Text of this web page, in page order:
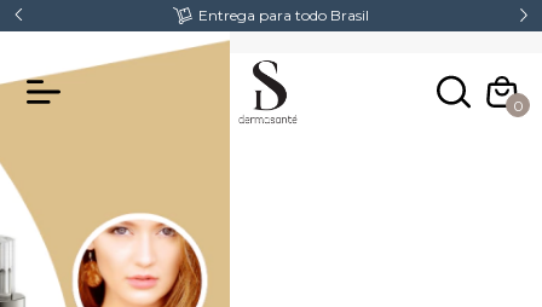
Fretes Gratis acima de R$300,00
0